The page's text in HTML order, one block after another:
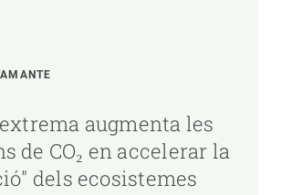
augmenta les
de CO₂ en accelerar la
dels ecosistemes